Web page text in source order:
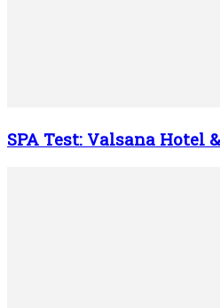
SPA Test: Valsana Hotel